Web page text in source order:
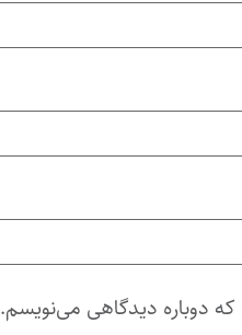
که دوباره دیدگاهی می‌نویسم.